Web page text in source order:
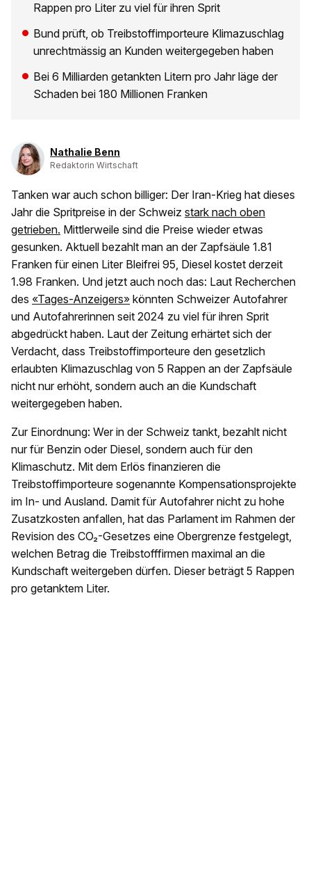
Rappen pro Liter zu viel für ihren Sprit
Bund prüft, ob Treibstoffimporteure Klimazuschlag
unrechtmässig an Kunden weitergegeben haben
Bei 6 Milliarden getankten Litern pro Jahr läge der
Schaden bei 180 Millionen Franken
Nathalie Benn
Redaktorin Wirtschaft
Tanken war auch schon billiger: Der Iran-Krieg hat dieses
Jahr die Spritpreise in der Schweiz stark nach oben
getrieben. Mittlerweile sind die Preise wieder etwas
gesunken. Aktuell bezahlt man an der Zapfsäule 1.81
Franken für einen Liter Bleifrei 95, Diesel kostet derzeit
1.98 Franken. Und jetzt auch noch das: Laut Recherchen
des «Tages-Anzeigers» könnten Schweizer Autofahrer
und Autofahrerinnen seit 2024 zu viel für ihren Sprit
abgedrückt haben. Laut der Zeitung erhärtet sich der
Verdacht, dass Treibstoffimporteure den gesetzlich
erlaubten Klimazuschlag von 5 Rappen an der Zapfsäule
nicht nur erhöht, sondern auch an die Kundschaft
weitergegeben haben.
Zur Einordnung: Wer in der Schweiz tankt, bezahlt nicht
nur für Benzin oder Diesel, sondern auch für den
Klimaschutz. Mit dem Erlös finanzieren die
Treibstoffimporteure sogenannte Kompensationsprojekte
im In- und Ausland. Damit für Autofahrer nicht zu hohe
Zusatzkosten anfallen, hat das Parlament im Rahmen der
Revision des CO₂-Gesetzes eine Obergrenze festgelegt,
welchen Betrag die Treibstofffirmen maximal an die
Kundschaft weitergeben dürfen. Dieser beträgt 5 Rappen
pro getanktem Liter.